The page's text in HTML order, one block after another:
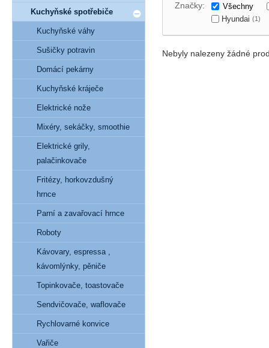
Značky:
Všechny
Hyundai (1)
Nebyly nalezeny žádné
Kuchyňské spotřebiče
Kuchyňské váhy
Sušičky potravin
Domácí pekárny
Kuchyňské kráječe
Elektrické nože
Mixéry, sekáčky, smoothie
Elektrické grily,
palačinkovače
Fritézy, horkovzdušný
hrnce
Parní a zavařovací hrnce
Roboty
Kávovary, espressa ,
kávomlýnky, pěniče
Topinkovače, toastovače
Sendvičovače, waflovače
Rychlovarné konvice
Vařiče